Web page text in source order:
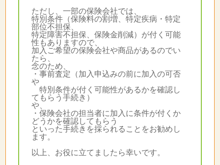
ただし、一部の保険会社では、
特別条件（保険料の割増、特定疾病・特定
部位不担保、
特定障害不担保、保険金削減）が付く可能
性もありますので、
加入ご希望の保険会社や商品があるのでい
たら、
念のため、
・事前査定（加入申込みの前に加入の可否
や
特別条件が付く可能性があるかを確認し
てもらう手続き）
や、
・保険会社の担当者に加入に条件が付くか
どうかを確認してもらう
といった手続きを採られることをお勧めし
ます。
以上、お役に立てましたら幸いです。